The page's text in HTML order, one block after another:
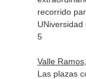
recorrido
5
Valle
Las plazas